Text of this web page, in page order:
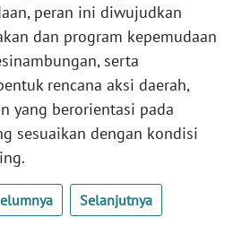
peran ini diwujudkan
dan program kepemudaan
serta
rencana aksi daerah,
yang berorientasi pada
sesuaikan dengan kondisi
Selanjutnya